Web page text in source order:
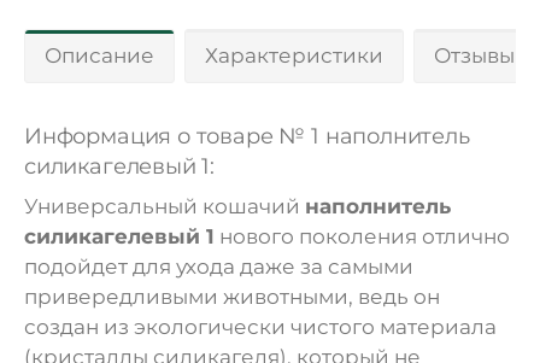
Описание Характеристики Отзывы 0
Информация о товаре № 1 наполнитель
силикагелевый 1:
Универсальный кошачий наполнитель
силикагелевый 1 нового поколения отлично
подойдет для ухода даже за самыми
привередливыми животными, ведь он
создан из экологически чистого материала
(кристаллы силикагеля), который не